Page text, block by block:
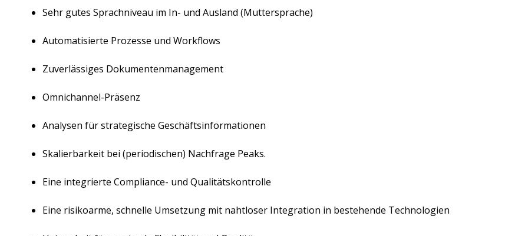
Sehr gutes Sprachniveau im In- und Ausland (Muttersprache)
Automatisierte Prozesse und Workflows
Zuverlässiges Dokumentenmanagement
Omnichannel-Präsenz
Analysen für strategische Geschäftsinformationen
Skalierbarkeit bei (periodischen) Nachfrage Peaks.
Eine integrierte Compliance- und Qualitätskontrolle
Eine risikoarme, schnelle Umsetzung mit nahtloser Integration in bestehende Technologien